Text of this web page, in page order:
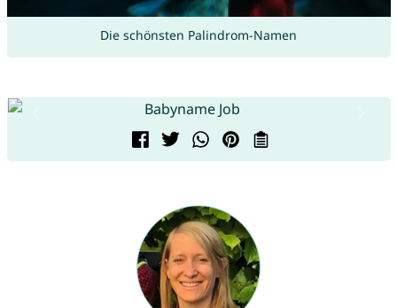
Die schönsten Palindrom-Namen